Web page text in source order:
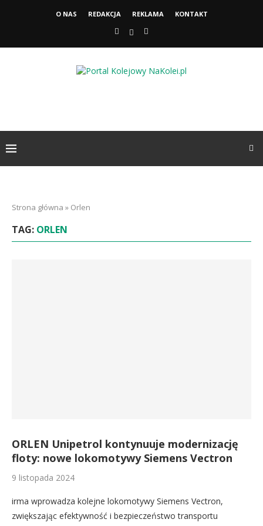
O NAS REDAKCJA REKLAMA KONTAKT
Strona główna » Orlen
TAG: ORLEN
ORLEN Unipetrol kontynuuje modernizację
floty: nowe lokomotywy Siemens Vectron
9 listopada 2024
irma wprowadza kolejne lokomotywy Siemens Vectron,
zwiększając efektywność i bezpieczeństwo transportu